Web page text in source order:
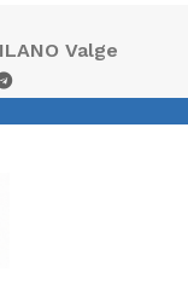
Valge